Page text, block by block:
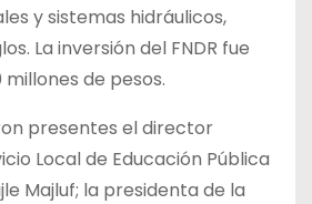
y sistemas hidráulicos,
La inversión del FNDR fue
de pesos.
presentes el director
Local de Educación Pública
Majluf; la presidenta de la